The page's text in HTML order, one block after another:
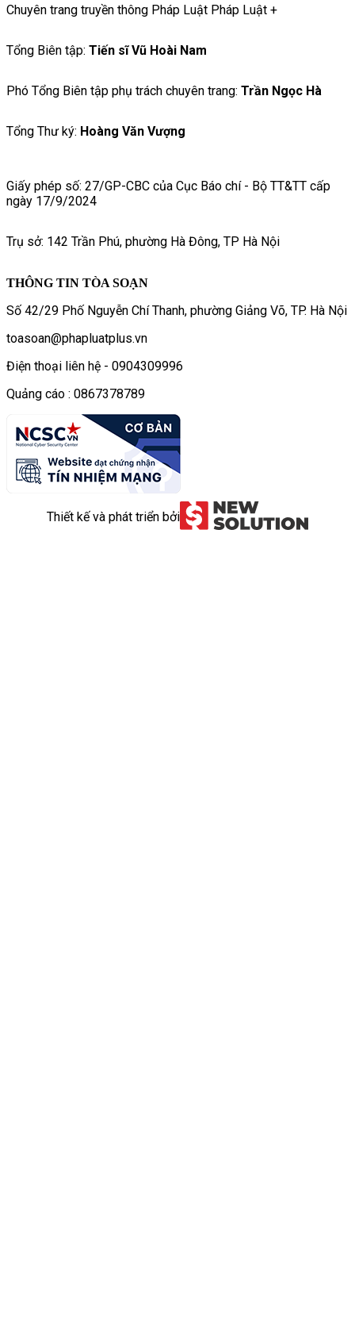
Chuyên trang truyền thông Pháp Luật Pháp Luật +
Tổng Biên tập: Tiến sĩ Vũ Hoài Nam
Phó Tổng Biên tập phụ trách chuyên trang: Trần Ngọc Hà
Tổng Thư ký: Hoàng Văn Vượng
Giấy phép số: 27/GP-CBC của Cục Báo chí - Bộ TT&TT cấp
ngày 17/9/2024
Trụ sở: 142 Trần Phú, phường Hà Đông, TP Hà Nội
THÔNG TIN TÒA SOẠN
Số 42/29 Phố Nguyễn Chí Thanh, phường Giảng Võ, TP. Hà Nội
toasoan@phapluatplus.vn
Điện thoại liên hệ - 0904309996
Quảng cáo : 0867378789
Thiết kế và phát triển bởi